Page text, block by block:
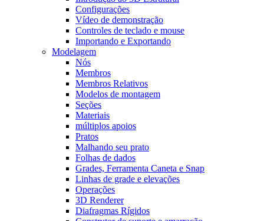
Configurações
Vídeo de demonstração
Controles de teclado e mouse
Importando e Exportando
Modelagem
Nós
Membros
Membros Relativos
Modelos de montagem
Seções
Materiais
múltiplos apoios
Pratos
Malhando seu prato
Folhas de dados
Grades, Ferramenta Caneta e Snap
Linhas de grade e elevações
Operações
3D Renderer
Diafragmas Rígidos